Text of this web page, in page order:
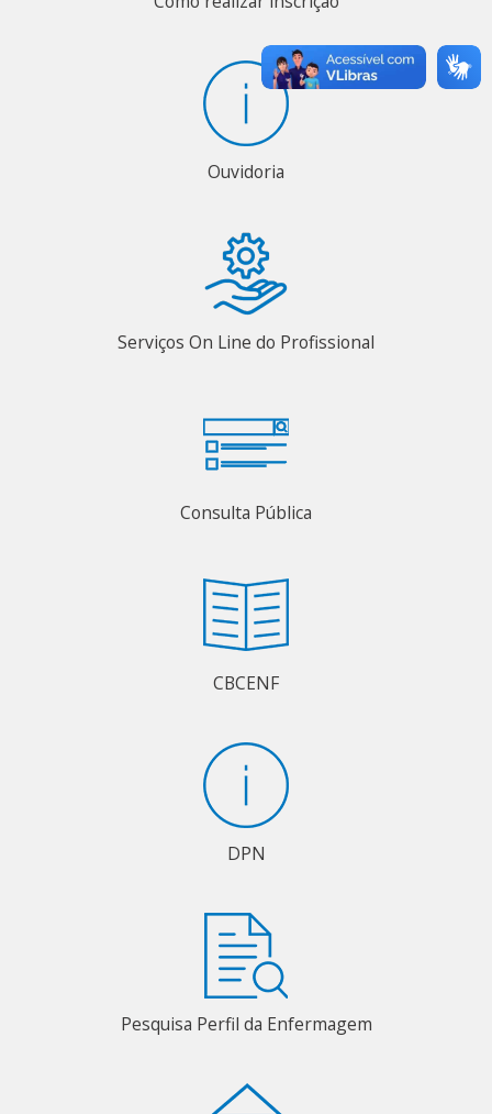
Ouvidoria
Serviços On Line do Profissional
Consulta Pública
CBCENF
DPN
Pesquisa Perfil da Enfermagem